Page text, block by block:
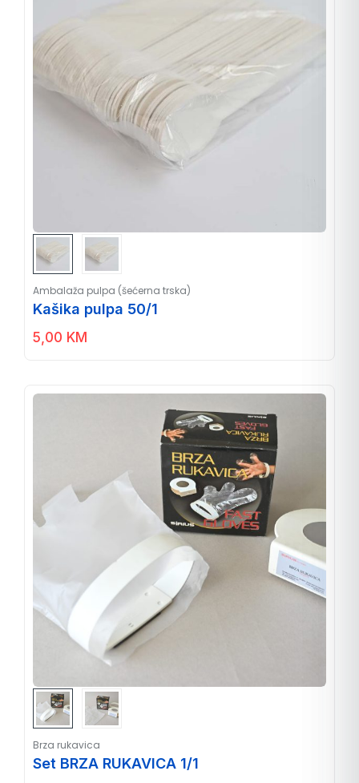
Ambalaža pulpa (šećerna trska)
Kašika pulpa 50/1
5,00 KM
Brza rukavica
Set BRZA RUKAVICA 1/1